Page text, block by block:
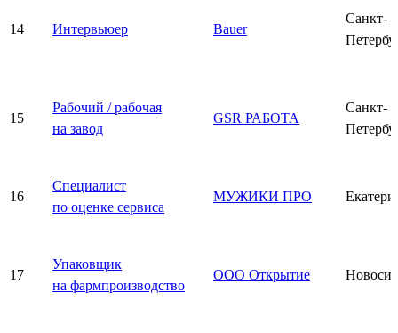
14 Интервьюер Bauer
Санкт-
15
Рабочий / рабочая
на завод
GSR РАБОТА
Санкт-
16
Специалист
по оценке сервиса
МУЖИКИ ПРО
17
Упаковщик
на фармпроизводство
ООО Открытие